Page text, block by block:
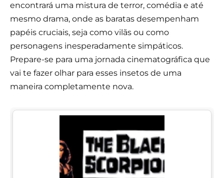
encontrará uma mistura de terror, comédia e até
mesmo drama, onde as baratas desempenham
papéis cruciais, seja como vilãs ou como
personagens inesperadamente simpáticos.
Prepare-se para uma jornada cinematográfica que
vai te fazer olhar para esses insetos de uma
maneira completamente nova.